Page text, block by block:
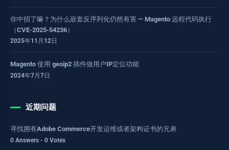
你中招了嘛？为什么嵌套反序列化仍然有害 — Magento 远程代码执行
（CVE-2025-54236）
2025年11月12日
Magento 使用 geoip2 插件做用户IP定位功能
2024年7月7日
近期问题
寻找拥有Adobe Commerce开发运维或者架构证书的兄弟
0 Answers - 0 Votes